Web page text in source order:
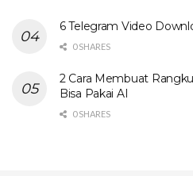
6 Telegram Video
0 SHARES
2 Cara Membuat
Bisa Pakai AI
0 SHARES